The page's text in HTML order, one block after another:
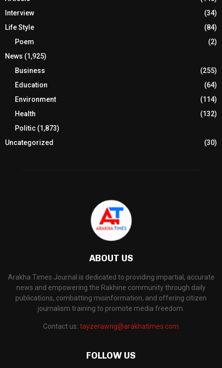
Interview
(34)
Life Style
(84)
Poem
(2)
News (1,925)
Business
(255)
Education
(64)
Environment
(114)
Health
(132)
Politic (1,873)
Uncategorized
(30)
ABOUT US
Arakha Times Journal is dedicated to providing impartial, accurate
news and empowering the Rakhine community through daily
publications, combatting misinformation, and offering citizen
journalism training to promote media freedom.
Contact us: tayzerawng@arakhatimes.com
FOLLOW US